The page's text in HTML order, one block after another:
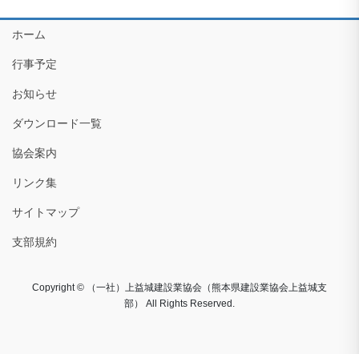
ホーム
行事予定
お知らせ
ダウンロード一覧
協会案内
リンク集
サイトマップ
支部規約
Copyright © （一社）上益城建設業協会（熊本県建設業協会上益城支
部） All Rights Reserved.